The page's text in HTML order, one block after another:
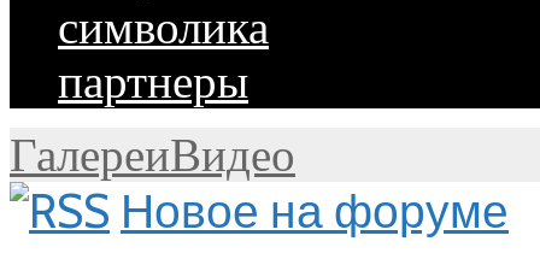
символика
партнеры
ГалереиВидео
Новое на форуме